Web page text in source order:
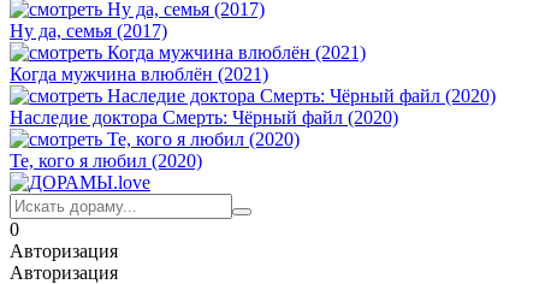
Ну да, семья (2017)
Когда мужчина влюблён (2021)
Наследие доктора Смерть: Чёрный файл (2020)
Те, кого я любил (2020)
0
Авторизация
Авторизация